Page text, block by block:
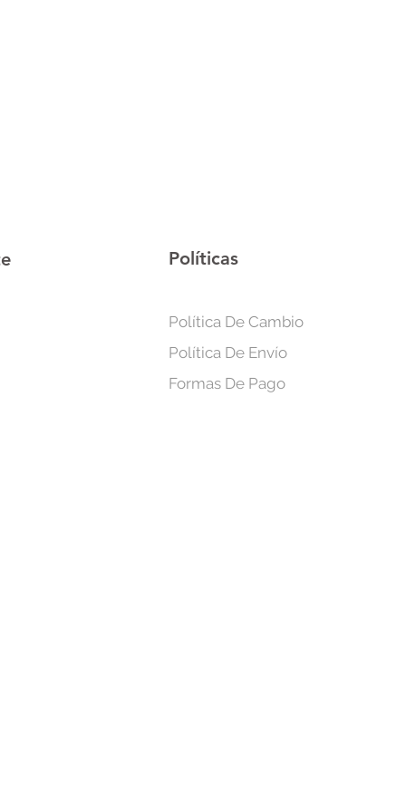
Políticas
Política De Cambio
Política De Envío
Formas De Pago